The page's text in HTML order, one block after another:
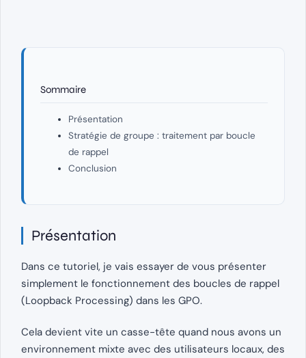
Sommaire
Présentation
Stratégie de groupe : traitement par boucle
de rappel
Conclusion
Présentation
Dans ce tutoriel, je vais essayer de vous présenter
simplement le fonctionnement des boucles de rappel
(Loopback Processing) dans les GPO.
Cela devient vite un casse-tête quand nous avons un
environnement mixte avec des utilisateurs locaux, des